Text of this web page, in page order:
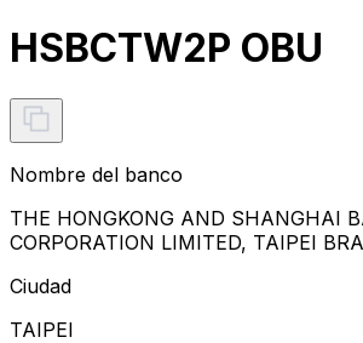
HSBCTW2P OBU
Nombre del banco
THE HONGKONG AND SHANGHAI
CORPORATION LIMITED, TAIPEI
Ciudad
TAIPEI